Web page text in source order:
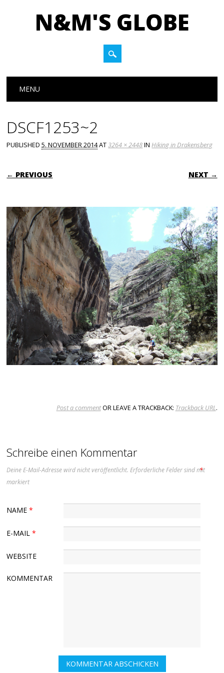
N&M'S GLOBE
Main menu
MENU
DSCF1253~2
PUBLISHED5. NOVEMBER 2014AT3264 × 2448INHiking in Drakensberg
← PREVIOUS NEXT →
Post a commentOR LEAVE A TRACKBACK: Trackback URL.
Schreibe einen Kommentar
Deine E-Mail-Adresse wird nicht veröffentlicht. Erforderliche Felder sind mit
*
markiert
NAME*
E-MAIL*
WEBSITE
KOMMENTAR